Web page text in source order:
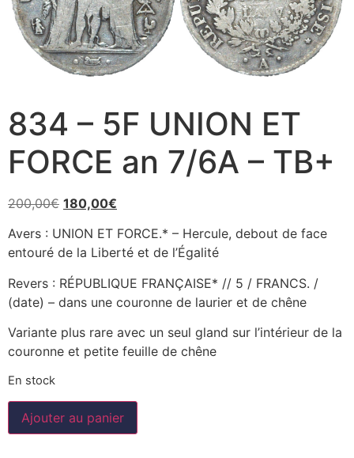
834 – 5F UNION ET
FORCE an 7/6A – TB+
200,00€ 180,00€
Avers : UNION ET FORCE.* – Hercule, debout de face
entouré de la Liberté et de l’Égalité
Revers : RÉPUBLIQUE FRANÇAISE* // 5 / FRANCS. /
(date) – dans une couronne de laurier et de chêne
Variante plus rare avec un seul gland sur l’intérieur de la
couronne et petite feuille de chêne
En stock
Ajouter au panier